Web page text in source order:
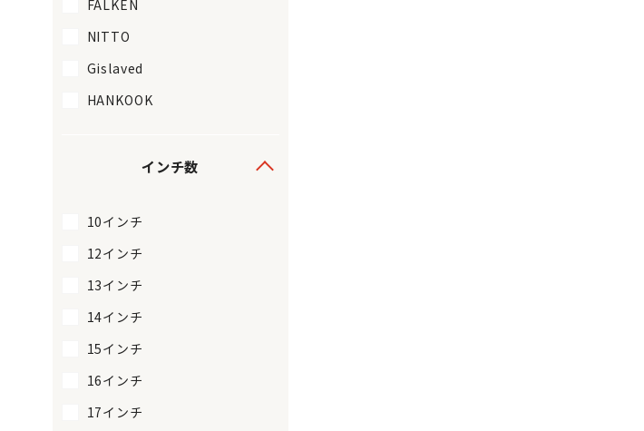
FALKEN
NITTO
Gislaved
HANKOOK
インチ数
10インチ
12インチ
13インチ
14インチ
15インチ
16インチ
17インチ